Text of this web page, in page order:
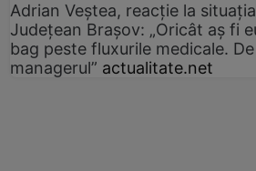
Adrian Veștea, reacție la
Județean Brașov: „Oricât aș fi
bag peste fluxurile medicale.
managerul” actualitate.net